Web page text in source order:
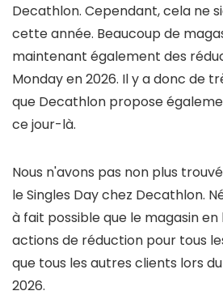
Decathlon. Cependant, cela ne
cette année. Beaucoup de
maintenant également des
Monday en 2026. Il y a donc de
que Decathlon propose
ce jour-là.
Nous n'avons pas non plus
le Singles Day chez Decathlon.
à fait possible que le magasin
actions de réduction pour tous
que tous les autres clients lors
2026.